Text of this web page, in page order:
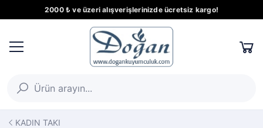
2000 ₺ ve üzeri alışverişlerinizde ücretsiz kargo!
KADIN TAKI